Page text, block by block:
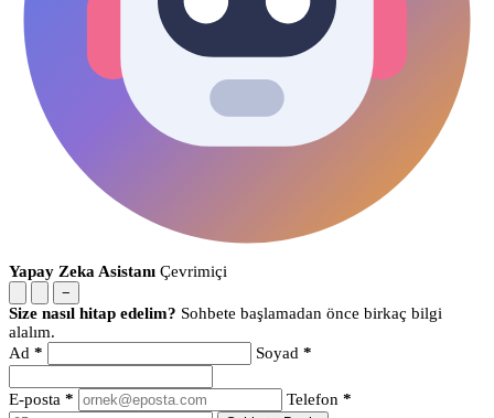
Yapay Zeka Asistanı Çevrimiçi
−
Size nasıl hitap edelim? Sohbete başlamadan önce birkaç bilgi
alalım.
Ad * Soyad *
E-posta * Telefon *